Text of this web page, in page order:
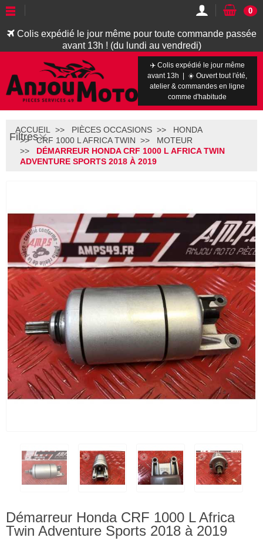
Colis expédié le jour même pour toute commande passée
avant 13h ! (du lundi au vendredi)
0
✈️ Colis expédié le jour même
avant 13h | ☀️ Ouvert tout l'été,
atelier & commandes en ligne
comme d'habitude
Filtres
ACCUEIL PIÈCES OCCASIONS
HONDA
CRF 1000 L AFRICA TWIN
MOTEUR
DÉMARREUR HONDA CRF 1000 L AFRICA TWIN
ADVENTURE SPORTS 2018 À 2019
Démarreur Honda CRF 1000 L Africa
Twin Adventure Sports 2018 à 2019